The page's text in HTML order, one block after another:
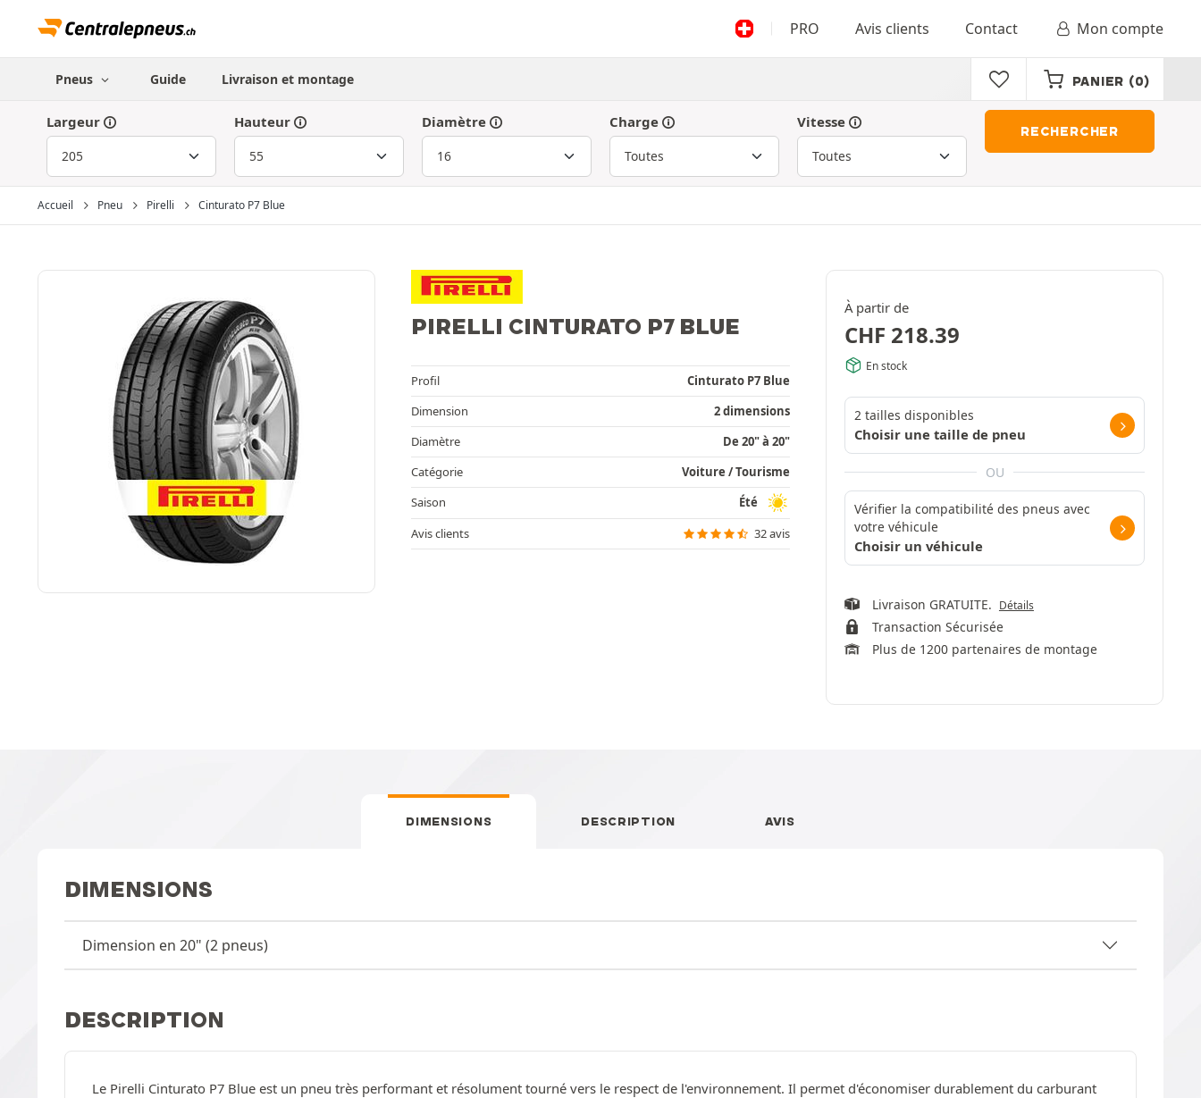
PRO Avis clients Contact Mon compte
Pneus Guide Livraison et montage PANIER (0)
Largeur Hauteur Diamètre Charge Vitesse
RECHERCHER
Accueil Pneu Pirelli Cinturato P7 Blue
PIRELLI CINTURATO P7 BLUE
Profil
Cinturato P7 Blue
Dimension
2 dimensions
Diamètre
De 20" à 20"
Catégorie
Voiture / Tourisme
Saison
Été
Avis clients
32 avis
À partir de
CHF 218.39
En stock
2 tailles disponibles
Choisir une taille de pneu
OU
Vérifier la compatibilité des pneus avec
votre véhicule
Choisir un véhicule
Livraison GRATUITE. Détails
Transaction Sécurisée
Plus de 1200 partenaires de montage
DIMENSIONS DESCRIPTION AVIS
DIMENSIONS
Dimension en 20" (2 pneus)
DESCRIPTION
Le Pirelli Cinturato P7 Blue est un pneu très performant et résolument tourné vers le respect de l'environnement. Il permet d'économiser durablement du carburant